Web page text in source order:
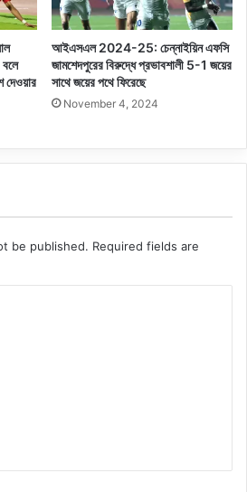
আইএসএল 2024-25: চেন্নাইয়িন এফসি
জামশেদপুরের বিরুদ্ধে প্রভাবশালী 5-1 জয়ের
সাথে জয়ের পথে ফিরেছে
November 4, 2024
be published. Required fields are